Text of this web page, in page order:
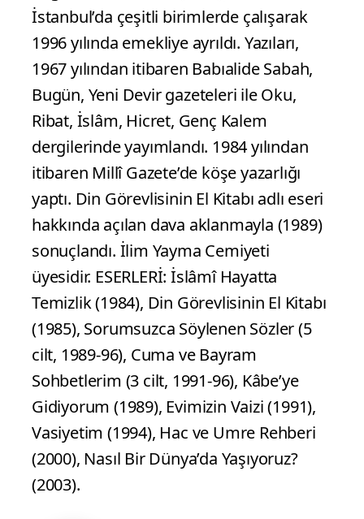
İstanbul’da çeşitli birimlerde çalışarak
1996 yılında emekliye ayrıldı. Yazıları,
1967 yılından itibaren Babıalide Sabah,
Bugün, Yeni Devir gazeteleri ile Oku,
Ribat, İslâm, Hicret, Genç Kalem
dergilerinde yayımlandı. 1984 yılından
itibaren Millî Gazete’de köşe yazarlığı
yaptı. Din Görevlisinin El Kitabı adlı eseri
hakkında açılan dava aklanmayla (1989)
sonuçlandı. İlim Yayma Cemiyeti
üyesidir. ESERLERİ: İslâmî Hayatta
Temizlik (1984), Din Görevlisinin El Kitabı
(1985), Sorumsuzca Söylenen Sözler (5
cilt, 1989-96), Cuma ve Bayram
Sohbetlerim (3 cilt, 1991-96), Kâbe’ye
Gidiyorum (1989), Evimizin Vaizi (1991),
Vasiyetim (1994), Hac ve Umre Rehberi
(2000), Nasıl Bir Dünya’da Yaşıyoruz?
(2003).